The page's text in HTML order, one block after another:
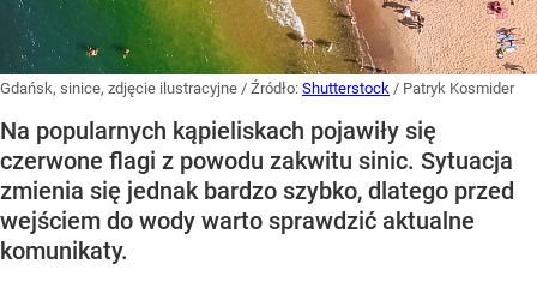
Gdańsk, sinice, zdjęcie ilustracyjne / Źródło: Shutterstock / Patryk Kosmider
Na popularnych kąpieliskach pojawiły się
czerwone flagi z powodu zakwitu sinic. Sytuacja
zmienia się jednak bardzo szybko, dlatego przed
wejściem do wody warto sprawdzić aktualne
komunikaty.